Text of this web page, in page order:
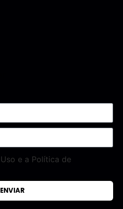
e a Política de
ENVIAR